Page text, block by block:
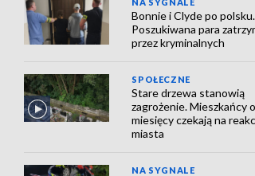
Bonnie i Clyde po polsku.
Poszukiwana para
przez kryminalnych
SPOŁECZNE
Stare drzewa stanowią
zagrożenie. Mieszkańcy
miesięcy czekają na
miasta
NA SYGNALE